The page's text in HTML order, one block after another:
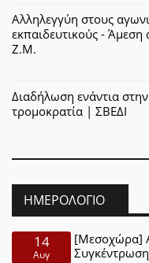
Αλληλεγγύη στους
εκπαιδευτικούς -
Ζ.Μ.
Διαδήλωση ενάντια
τρομοκρατία | ΣΒΕΔΙ
ΗΜΕΡΟΛΌΓΙΟ
14
Αυγ
[Μεσοχώρα]